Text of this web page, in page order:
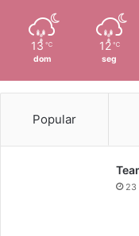
13 ℃
dom
12 ℃
seg
Popular
23